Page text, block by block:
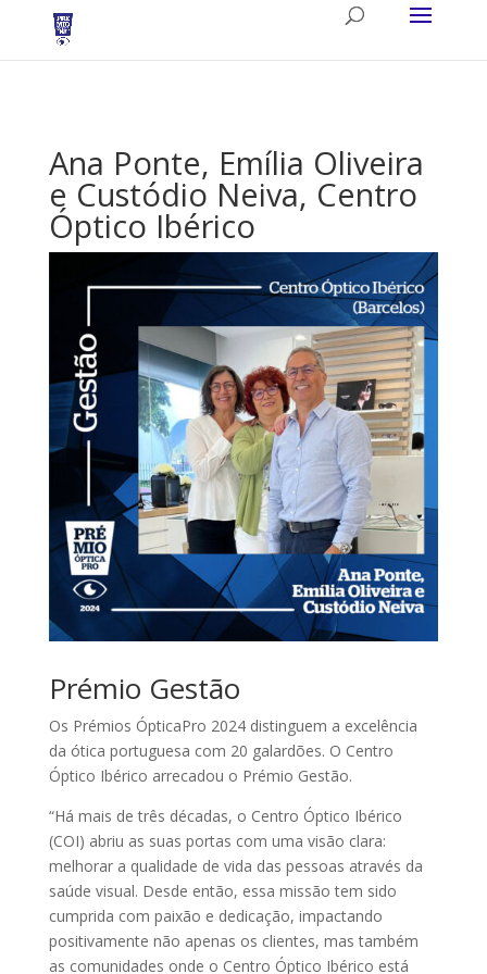
Ana Ponte, Emília Oliveira
e Custódio Neiva, Centro
Óptico Ibérico
Prémio Gestão
Os Prémios ÓpticaPro 2024 distinguem a excelência
da ótica portuguesa com 20 galardões. O Centro
Óptico Ibérico arrecadou o Prémio Gestão.
“Há mais de três décadas, o Centro Óptico Ibérico
(COI) abriu as suas portas com uma visão clara:
melhorar a qualidade de vida das pessoas através da
saúde visual. Desde então, essa missão tem sido
cumprida com paixão e dedicação, impactando
positivamente não apenas os clientes, mas também
as comunidades onde o Centro Óptico Ibérico está